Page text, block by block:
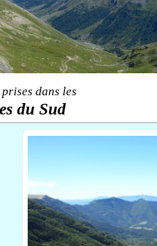
dans les
du Sud